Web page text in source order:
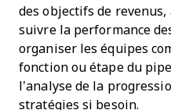
des objectifs de
suivre la performance
organiser les équipes
fonction ou étape du
l’analyse de la
stratégies si besoin.